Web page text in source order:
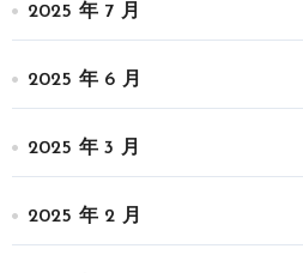
2025 年 7 月
2025 年 6 月
2025 年 3 月
2025 年 2 月